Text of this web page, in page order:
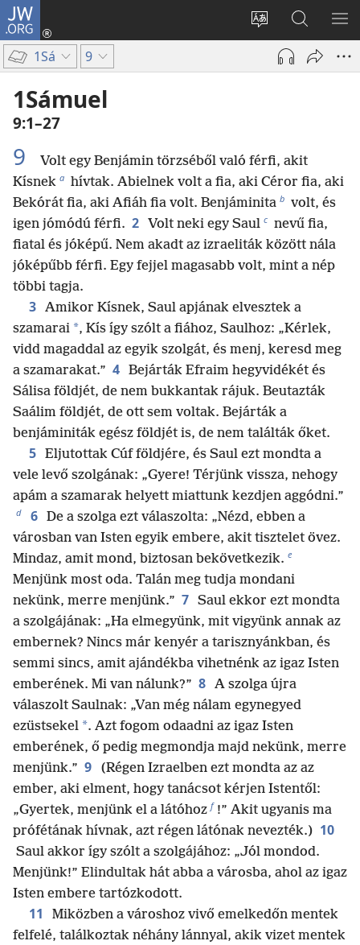
JW.ORG
Oldal
nyelvének
megváltoztatása
Bejelentkezés
(opens
window)
Keresés
a jw.org
honlapon
1Sá 9
1Sámuel
9:1–27
9
Volt egy Benjámin törzséből való férfi, akit
Kísnek a hívtak. Abielnek volt a fia, aki Céror fia, aki
Bekórát fia, aki Afiáh fia volt. Benjáminita b volt, és
igen jómódú férfi. 2 Volt neki egy Saul c nevű fia,
fiatal és jóképű. Nem akadt az izraeliták között nála
jóképűbb férfi. Egy fejjel magasabb volt, mint a nép
többi tagja.
3 Amikor Kísnek, Saul apjának elvesztek a
szamarai *, Kís így szólt a fiához, Saulhoz: „Kérlek,
vidd magaddal az egyik szolgát, és menj, keresd meg
a szamarakat.” 4 Bejárták Efraim hegyvidékét és
Sálisa földjét, de nem bukkantak rájuk. Beutazták
Saálim földjét, de ott sem voltak. Bejárták a
benjáminiták egész földjét is, de nem találták őket.
5 Eljutottak Cúf földjére, és Saul ezt mondta a
vele levő szolgának: „Gyere! Térjünk vissza, nehogy
apám a szamarak helyett miattunk kezdjen aggódni.”
d 6 De a szolga ezt válaszolta: „Nézd, ebben a
városban van Isten egyik embere, akit tisztelet övez.
Mindaz, amit mond, biztosan bekövetkezik. e
Menjünk most oda. Talán meg tudja mondani
nekünk, merre menjünk.” 7 Saul ekkor ezt mondta
a szolgájának: „Ha elmegyünk, mit vigyünk annak az
embernek? Nincs már kenyér a tarisznyánkban, és
semmi sincs, amit ajándékba vihetnénk az igaz Isten
emberének. Mi van nálunk?” 8 A szolga újra
válaszolt Saulnak: „Van még nálam egynegyed
ezüstsekel *. Azt fogom odaadni az igaz Isten
emberének, ő pedig megmondja majd nekünk, merre
menjünk.” 9
(Régen Izraelben ezt mondta az az
ember, aki elment, hogy tanácsot kérjen Istentől:
„Gyertek, menjünk el a látóhoz f !” Akit ugyanis ma
prófétának hívnak, azt régen látónak nevezték.) 10
Saul akkor így szólt a szolgájához: „Jól mondod.
Menjünk!” Elindultak hát abba a városba, ahol az igaz
Isten embere tartózkodott.
11
Miközben a városhoz vivő emelkedőn mentek
felfelé, találkoztak néhány lánnyal, akik vizet mentek